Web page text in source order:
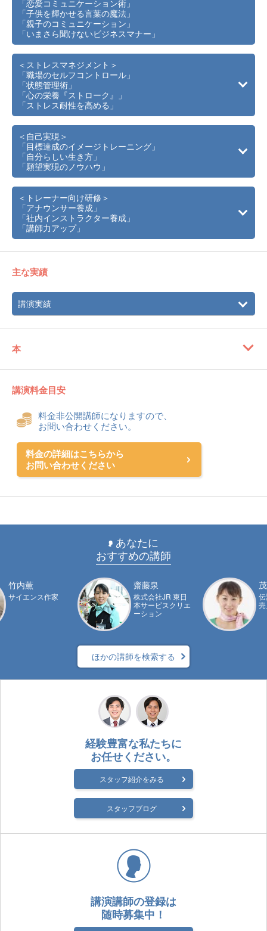
「恋愛コミュニケーション術」
「子供を輝かせる言葉の魔法」
「親子のコミュニケーション」
「いまさら聞けないビジネスマナー」
＜ストレスマネジメント＞
「職場のセルフコントロール」
「状態管理術」
「心の栄養『ストローク』」
「ストレス耐性を高める」
＜自己実現＞
「目標達成のイメージトレーニング」
「自分らしい生き方」
「願望実現のノウハウ」
＜トレーナー向け研修＞
「アナウンサー養成」
「社内インストラクター養成」
「講師力アップ」
主な実績
講演実績
本
講演料金目安
料金非公開講師になりますので、
お問い合わせください。
料金の詳細はこちらから
お問い合わせください
あなたに
おすすめの講師
竹内薫
サイエンス作家
齋藤泉
株式会社JR 東日
本サービスクリエ
ーション
ほかの講師を検索する
経験豊富な私たちに
お任せください。
スタッフ紹介をみる
スタッフブログ
講演講師の登録は
随時募集中！